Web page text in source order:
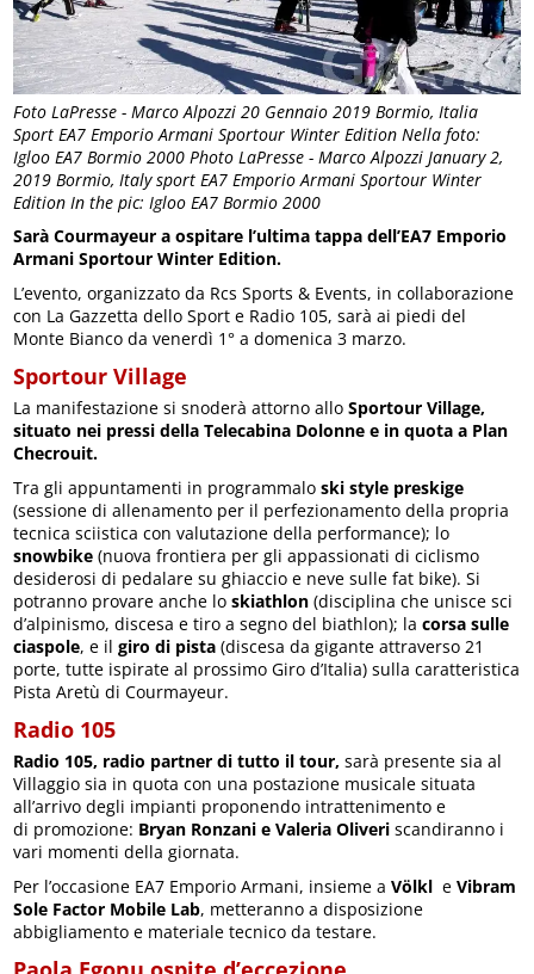
Foto LaPresse - Marco Alpozzi 20 Gennaio 2019 Bormio, Italia
Sport EA7 Emporio Armani Sportour Winter Edition Nella foto:
Igloo EA7 Bormio 2000 Photo LaPresse - Marco Alpozzi January 2,
2019 Bormio, Italy sport EA7 Emporio Armani Sportour Winter
Edition In the pic: Igloo EA7 Bormio 2000
Sarà Courmayeur a ospitare l’ultima tappa dell’EA7 Emporio
Armani Sportour Winter Edition.
L’evento, organizzato da Rcs Sports & Events, in collaborazione
con La Gazzetta dello Sport e Radio 105, sarà ai piedi del
Monte Bianco da venerdì 1° a domenica 3 marzo.
Sportour Village
La manifestazione si snoderà attorno allo Sportour Village,
situato nei pressi della Telecabina Dolonne e in quota a Plan
Checrouit.
Tra gli appuntamenti in programmaloski style preskige
(sessione di allenamento per il perfezionamento della propria
tecnica sciistica con valutazione della performance); lo
snowbike (nuova frontiera per gli appassionati di ciclismo
desiderosi di pedalare su ghiaccio e neve sulle fat bike). Si
potranno provare anche loskiathlon(disciplina che unisce sci
d’alpinismo, discesa e tiro a segno del biathlon); lacorsa sulle
ciaspole, e ilgiro di pista(discesa da gigante attraverso 21
porte, tutte ispirate al prossimo Giro d’Italia) sulla caratteristica
Pista Aretù di Courmayeur.
Radio 105
Radio 105, radio partner di tutto il tour, sarà presente sia al
Villaggio sia in quota con una postazione musicale situata
all’arrivo degli impianti proponendo intrattenimento e
di promozione: Bryan Ronzani e Valeria Oliveriscandiranno i
vari momenti della giornata.
Per l’occasione EA7 Emporio Armani, insieme aVölkl eVibram
Sole Factor Mobile Lab, metteranno a disposizione
abbigliamento e materiale tecnico da testare.